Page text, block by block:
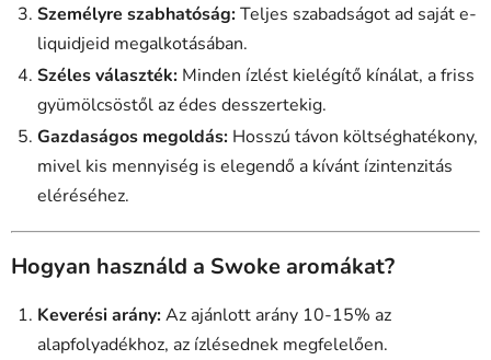
Személyre szabhatóság:Teljes szabadságot ad saját e-
liquidjeid megalkotásában.
Széles választék: Minden ízlést kielégítő kínálat, a friss
gyümölcsöstől az édes desszertekig.
Gazdaságos megoldás: Hosszú távon költséghatékony,
mivel kis mennyiség is elegendő a kívánt ízintenzitás
eléréséhez.
Hogyan használd a Swoke aromákat?
Keverési arány:Az ajánlott arány 10-15% az
alapfolyadékhoz, az ízlésednek megfelelően.